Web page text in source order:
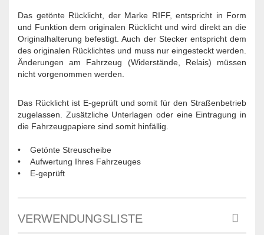
Das getönte Rücklicht, der Marke RIFF, entspricht in Form
und Funktion dem originalen Rücklicht und wird direkt an die
Originalhalterung befestigt. Auch der Stecker entspricht dem
des originalen Rücklichtes und muss nur eingesteckt werden.
Änderungen am Fahrzeug (Widerstände, Relais) müssen
nicht vorgenommen werden.
Das Rücklicht ist E-geprüft und somit für den Straßenbetrieb
zugelassen. Zusätzliche Unterlagen oder eine Eintragung in
die Fahrzeugpapiere sind somit hinfällig.
• Getönte Streuscheibe
• Aufwertung Ihres Fahrzeuges
• E-geprüft
VERWENDUNGSLISTE